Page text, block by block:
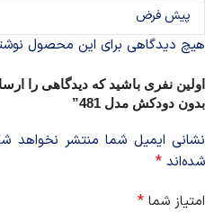
هیچ دیدگاهی برای این محصول
اولین نفری باشید که دیدگاهی را
بدون دودکش مدل 481”
نشانی ایمیل شما منتشر نخواهد
شده‌اند *
امتیاز شما *